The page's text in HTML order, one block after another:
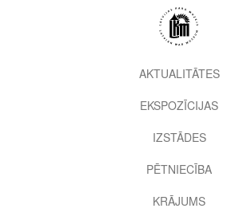
2nd
level
AKTUALITĀTES
EKSPOZĪCIJAS
IZSTĀDES
PĒTNIECĪBA
KRĀJUMS